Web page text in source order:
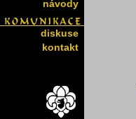
návody
diskuse
kontakt